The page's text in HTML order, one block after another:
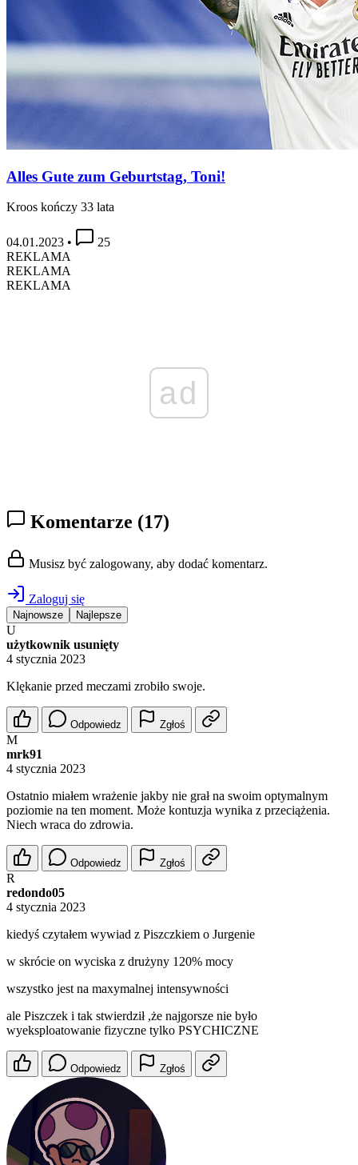
Alles Gute zum Geburtstag, Toni!
Kroos kończy 33 lata
04.01.2023 •
25
REKLAMA
REKLAMA
REKLAMA
ad
Komentarze (17)
Musisz być zalogowany, aby dodać komentarz.
Zaloguj się
Najnowsze Najlepsze
U
użytkownik usunięty
4 stycznia 2023
Klękanie przed meczami zrobiło swoje.
Odpowiedz Zgłoś
M
mrk91
4 stycznia 2023
Ostatnio miałem wrażenie jakby nie grał na swoim optymalnym
poziomie na ten moment. Może kontuzja wynika z przeciążenia.
Niech wraca do zdrowia.
Odpowiedz Zgłoś
R
redondo05
4 stycznia 2023
kiedyś czytałem wywiad z Piszczkiem o Jurgenie
w skrócie on wyciska z drużyny 120% mocy
wszystko jest na maxymalnej intensywności
ale Piszczek i tak stwierdził ,że najgorsze nie było
wyeksploatowanie fizyczne tylko PSYCHICZNE
Odpowiedz Zgłoś